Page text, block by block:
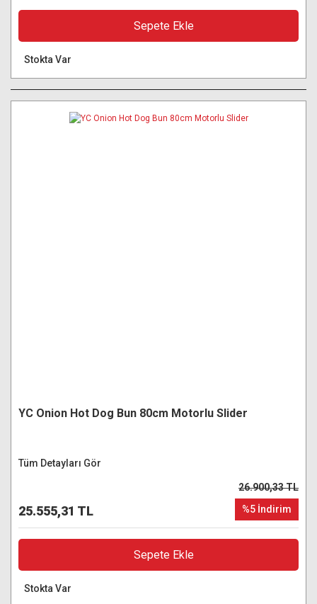
Sepete Ekle
Stokta Var
YC Onion Hot Dog Bun 80cm Motorlu Slider
Tüm Detayları Gör
25.555,31 TL
26.900,33 TL
%5 İndirim
Sepete Ekle
Stokta Var